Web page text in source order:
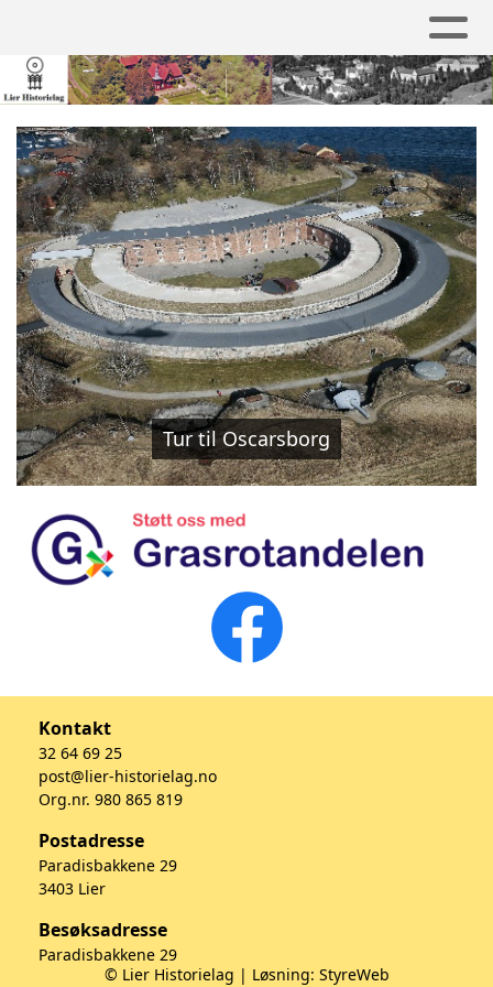
Tur til Oscarsborg
Kontakt
32 64 69 25
post@lier-historielag.no
Org.nr. 980 865 819
Postadresse
Paradisbakkene 29
3403 Lier
Besøksadresse
Paradisbakkene 29
3403 Lier© Lier Historielag | Løsning: StyreWeb